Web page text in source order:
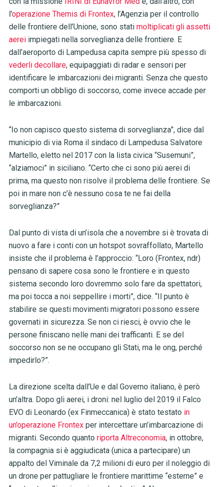
l’operazione Themis di Frontex, l’Agenzia per il controllo
delle frontiere dell’Unione, sono stati moltiplicati gli assetti
aereiimpiegati nella sorveglianza delle frontiere. E
dall’aeroporto di Lampedusa capita sempre più spesso di
vederli decollare, equipaggiati di radar e sensori per
identificare le imbarcazioni dei migranti. Senza che questo
comporti un obbligo di soccorso, come invece accade per
le imbarcazioni.
“Io non capisco questo sistema di sorveglianza”, dice dal
municipio di via Roma il sindaco di Lampedusa Salvatore
Martello, eletto nel 2017 con la lista civica “Susemuni”,
“alziamoci” in siciliano. “Certo che ci sono più aerei di
prima, ma questo non risolve il problema delle frontiere. Se
poi in mare non c’è nessuno cosa te ne fai della
sorveglianza?”
Dal punto di vista di un’isola che a novembre si è trovata di
nuovo a fare i conti con un hotspot sovraffollato, Martello
insiste che il problema è l’approccio: “Loro (Frontex, ndr)
pensano di sapere cosa sono le frontiere e in questo
sistema secondo loro dovremmo solo fare da spettatori,
ma poi tocca a noi seppellire i morti”, dice. “Il punto è
stabilire se questi movimenti migratori possono essere
governati in sicurezza. Se non ci riesci, è ovvio che le
persone finiscano nelle mani dei trafficanti. E se del
soccorso non se ne occupano gli Stati, ma le ong, perché
impedirlo?”.
La direzione scelta dall’Ue e dal Governo italiano, è però
un’altra. Dopo gli aerei, i droni: nel luglio del 2019 il Falco
EVO di Leonardo (ex Finmeccanica) è stato testato in
un’operazione Frontexper intercettare un’imbarcazione di
migranti. Secondo quanto riporta Altreconomia, in ottobre,
la compagnia si è aggiudicata (unica a partecipare) un
appalto del Viminale da 7,2 milioni di euro per il noleggio di
un drone per pattugliare le frontiere marittime “esterne” e